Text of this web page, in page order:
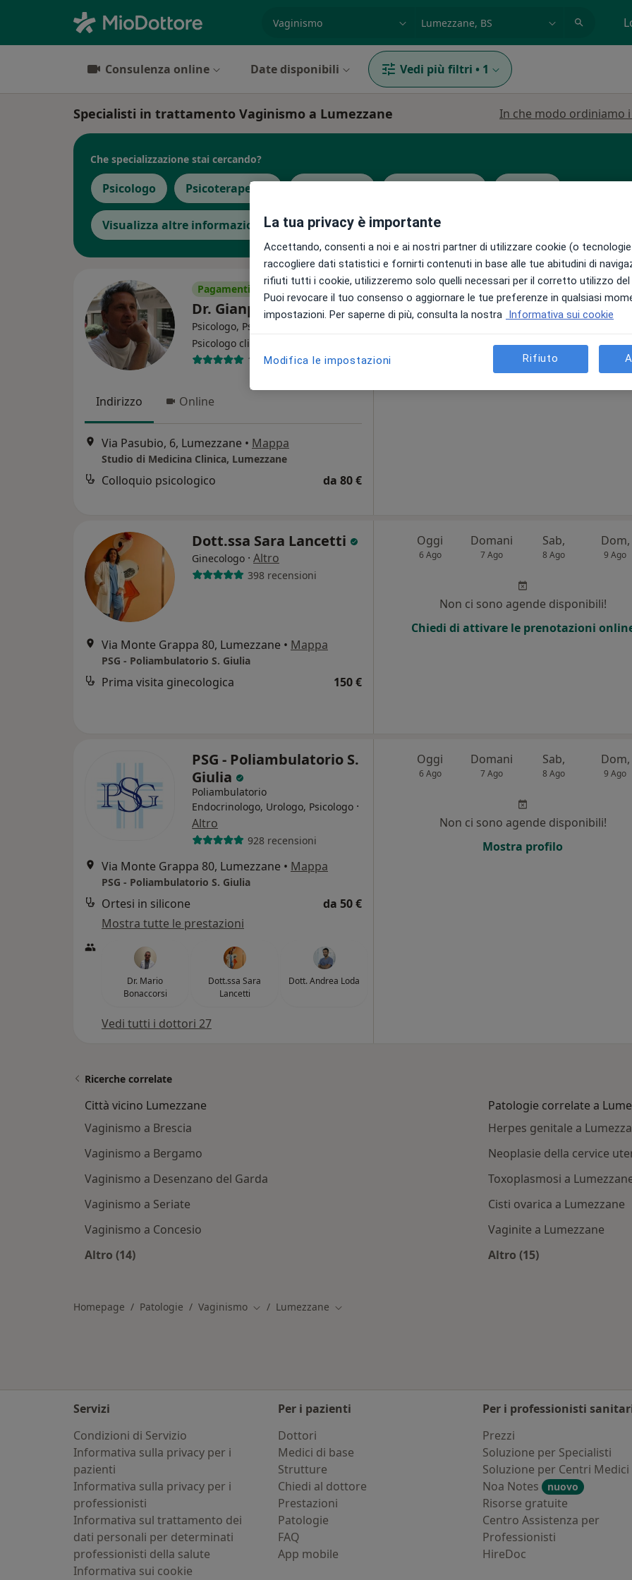
Consulenza online Date disponibili Vedi più filtri • 1
Specialisti in trattamento Vaginismo a Lumezzane In che modo ordiniamo
Che specializzazione stai cercando?
Psicologo Psicoterapeuta
Visualizza altre informazioni
Pagamenti online
Dr. Gianpietro Rossi
Psicologo, Psicoterapeuta,
Psicologo clinico
120 recensioni
Indirizzo Online
Via Pasubio, 6, Lumezzane • Mappa
Studio di Medicina Clinica, Lumezzane
Colloquio psicologico da 80 €
Oggi
6 Ago
Domani
7 Ago
Sab,
8 Ago
Dom,
9 Ago
Non ci sono agende disponibili!
Chiedi di attivare le prenotazioni
Dott.ssa Sara Lancetti
Ginecologo · Altro
398 recensioni
Via Monte Grappa 80, Lumezzane • Mappa
PSG - Poliambulatorio S. Giulia
Prima visita ginecologica 150 €
Oggi
6 Ago
Domani
7 Ago
Sab,
8 Ago
Dom,
9 Ago
Non ci sono agende disponibili!
Chiedi di attivare le prenotazioni
PSG - Poliambulatorio S.
Giulia
Poliambulatorio
Endocrinologo, Urologo, Psicologo ·
Altro
928 recensioni
Via Monte Grappa 80, Lumezzane • Mappa
PSG - Poliambulatorio S. Giulia
Ortesi in silicone
da 50 €
Mostra tutte le prestazioni
Dr. Mario
Bonaccorsi
Dott.ssa Sara
Lancetti
Dott. Andrea Loda
Vedi tutti i dottori 27
Oggi
6 Ago
Domani
7 Ago
Sab,
8 Ago
Dom,
9 Ago
Non ci sono agende disponibili!
Mostra profilo
Ricerche correlate
Città vicino Lumezzane
Vaginismo a Brescia
Vaginismo a Bergamo
Vaginismo a Desenzano del Garda
Vaginismo a Seriate
Vaginismo a Concesio
Altro (14)
Patologie correlate a
Herpes genitale a
Neoplasie della cervice
Toxoplasmosi a
Cisti ovarica a Lumezzane
Vaginite a Lumezzane
Altro (15)
Homepage Patologie Vaginismo Cambia città
Lumezzane Cambia città
Servizi
Condizioni di Servizio
Informativa sulla privacy per i
pazienti
Informativa sulla privacy per i
professionisti
Informativa sul trattamento dei
dati personali per determinati
professionisti della salute
Informativa sui cookie
Per i pazienti
Dottori
Medici di base
Strutture
Chiedi al dottore
Prestazioni
Patologie
FAQ
App mobile
Per i professionisti
Prezzi
Soluzione per Specialisti
Soluzione per Centri Medici
Noa Notes
nuovo
Risorse gratuite
Centro Assistenza per
Professionisti
HireDoc
La tua privacy è importante
Accettando, consenti a noi e ai nostri partner di utilizzare cookie (o
raccogliere dati statistici e fornirti contenuti in base alle tue abitudini di
rifiuti tutti i cookie, utilizzeremo solo quelli necessari per il corretto utilizzo
Puoi revocare il tuo consenso o aggiornare le tue preferenze in qualsiasi
impostazioni. Per saperne di più, consulta la nostra Informativa sui cookie
Modifica le impostazioni Rifiuto